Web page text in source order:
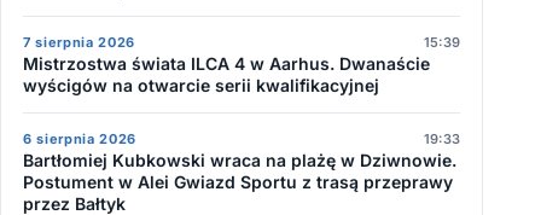
7 sierpnia 2026 15:39
Mistrzostwa świata ILCA 4 w Aarhus. Dwanaście
wyścigów na otwarcie serii kwalifikacyjnej
6 sierpnia 2026 19:33
Bartłomiej Kubkowski wraca na plażę w Dziwnowie.
Postument w Alei Gwiazd Sportu z trasą przeprawy
przez Bałtyk